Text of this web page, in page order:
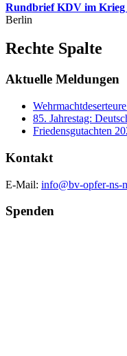
Rundbrief KDV im Krieg
Berlin
Rechte Spalte
Aktuelle Meldungen
85. Jahrestag:
Friedensgutachten
Kontakt
E-Mail: info@bv-opfer-ns-
Spenden